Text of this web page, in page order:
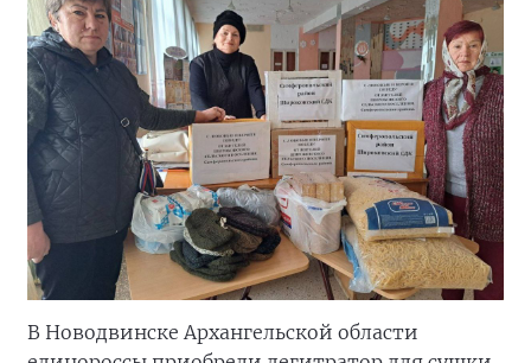
В Новодвинске Архангельской области